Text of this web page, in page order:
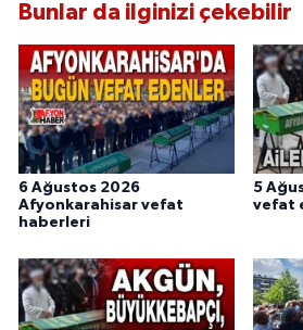
Bunlar da ilginizi çekebilir
6 Ağustos 2026
Afyonkarahisar vefat
haberleri
5
vefat